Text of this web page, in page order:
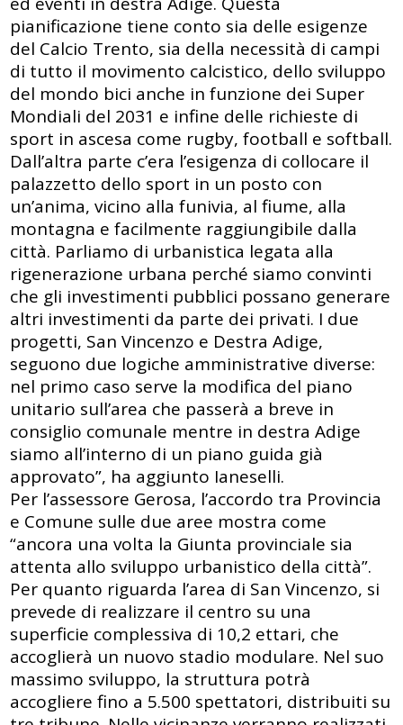
pianificazione tiene conto sia delle esigenze
del Calcio Trento, sia della necessità di campi
di tutto il movimento calcistico, dello sviluppo
del mondo bici anche in funzione dei Super
Mondiali del 2031 e infine delle richieste di
sport in ascesa come rugby, football e softball.
Dall’altra parte c’era l’esigenza di collocare il
palazzetto dello sport in un posto con
un’anima, vicino alla funivia, al fiume, alla
montagna e facilmente raggiungibile dalla
città. Parliamo di urbanistica legata alla
rigenerazione urbana perché siamo convinti
che gli investimenti pubblici possano generare
altri investimenti da parte dei privati. I due
progetti, San Vincenzo e Destra Adige,
seguono due logiche amministrative diverse:
nel primo caso serve la modifica del piano
unitario sull’area che passerà a breve in
consiglio comunale mentre in destra Adige
siamo all’interno di un piano guida già
approvato”, ha aggiunto Ianeselli.
Per l’assessore Gerosa, l’accordo tra Provincia
e Comune sulle due aree mostra come
“ancora una volta la Giunta provinciale sia
attenta allo sviluppo urbanistico della città”.
Per quanto riguarda l’area di San Vincenzo, si
prevede di realizzare il centro su una
superficie complessiva di 10,2 ettari, che
accoglierà un nuovo stadio modulare. Nel suo
massimo sviluppo, la struttura potrà
accogliere fino a 5.500 spettatori, distribuiti su